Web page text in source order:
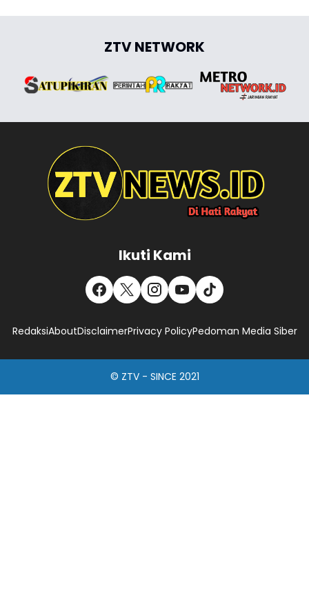
ZTV NETWORK
Ikuti Kami
RedaksiAboutDisclaimerPrivacy PolicyPedoman Media Siber
© ZTV - SINCE 2021